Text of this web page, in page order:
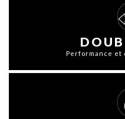
Performance